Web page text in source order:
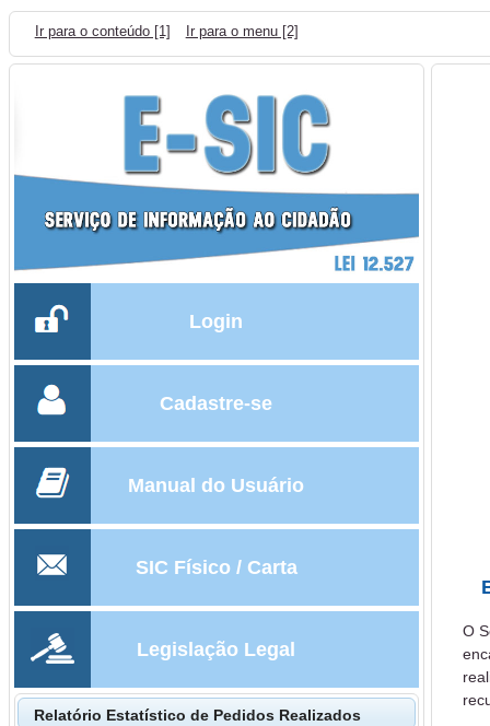
Ir para o conteúdo [1] Ir para o menu [2]
Login
Cadastre-se
Manual do Usuário
SIC Físico / Carta
Legislação Legal
Relatório Estatístico de Pedidos Realizados
O